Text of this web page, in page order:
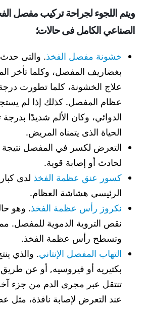
ويتم اللجوء لجراحة تركيب مفصل
الصناعي الكامل فى حالات؛
خشونة مفصل الفخذ. والتى
بغضاريف المفصل، وكلما تأخر
علاج الخشونة، كلما تطورت
عظام المفصل. كذلك إذا لم
الدوائي، وكان الألم شديدًا
الحياة الذى يتمناه المريض.
التعرض لكسر في المفصل
لحادث أو إصابة قوية.
كسور عنق عظمة الفخذ لدى
الرئيسي هشاشة العظام.
نكروز رأس عظمة الفخذ. وهو
نقص التروية الدموية للمفصل.
وتسطح رأس عظمة الفخذ.
التهاب المفصل الإنتاني. والذي
بكتيريه أو فيروسيه, أو عن طريق
تنتقل عبر مجرى الدم من جزء
عند التعرض لإصابة نافذة، مثل